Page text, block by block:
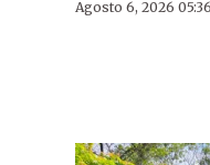
Agosto 6, 2026